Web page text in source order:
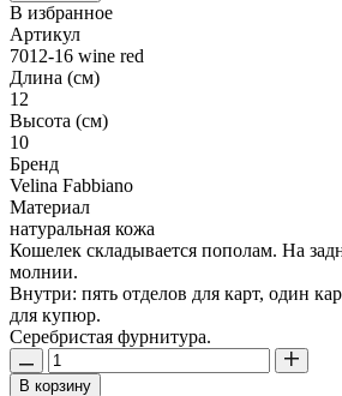
В избранное
Артикул
7012-16 wine red
Длина (см)
12
Высота (см)
10
Бренд
Velina Fabbiano
Материал
натуральная кожа
Кошелек складывается пополам. На
молнии.
Внутри: пять отделов для карт, один
для купюр.
Серебристая фурнитура.
В корзину